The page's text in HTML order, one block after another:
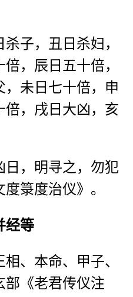
子，丑日杀妇，
，辰日五十倍，
，未日七十倍，申
倍，戌日大凶，亥
日，明寻之，勿犯
箓度治仪》。
经等
、本命、甲子、
部《老君传仪注